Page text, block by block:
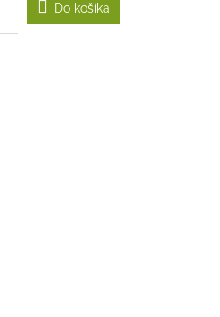
Do košíka